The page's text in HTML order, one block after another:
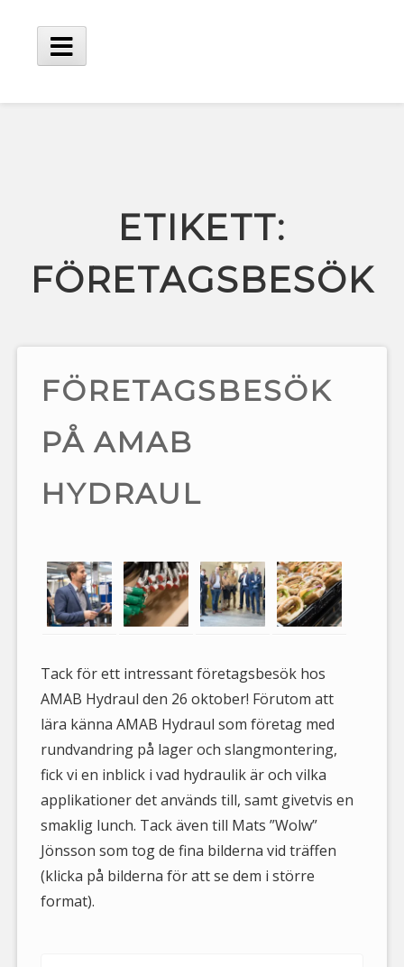
innehåll
Huvudmeny
ETIKETT:
FÖRETAGSBESÖK
FÖRETAGSBESÖK
PÅ AMAB
HYDRAUL
Tack för ett intressant företagsbesök hos
AMAB Hydraul den 26 oktober! Förutom att
lära känna AMAB Hydraul som företag med
rundvandring på lager och slangmontering,
fick vi en inblick i vad hydraulik är och vilka
applikationer det används till, samt givetvis en
smaklig lunch. Tack även till Mats ”Wolw”
Jönsson som tog de fina bilderna vid träffen
(klicka på bilderna för att se dem i större
format).